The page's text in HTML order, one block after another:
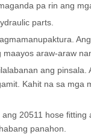
pa rin ang
parts.
araw-araw
ang
Kahit na sa mga
20511 hose
panahon.